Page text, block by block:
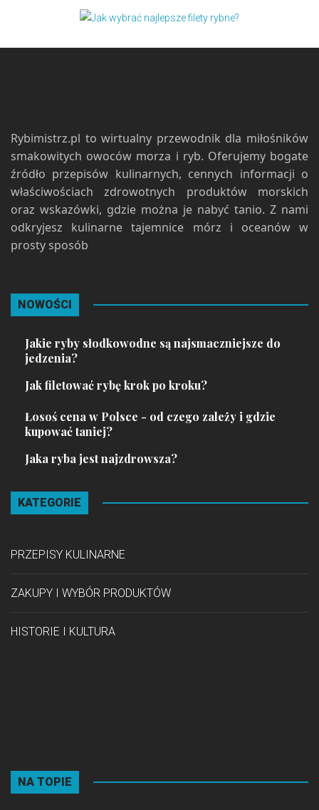
Rybimistrz.pl to wirtualny przewodnik dla miłośników
smakowitych owoców morza i ryb. Oferujemy bogate
źródło przepisów kulinarnych, cennych informacji o
właściwościach zdrowotnych produktów morskich
oraz wskazówki, gdzie można je nabyć tanio. Z nami
odkryjesz kulinarne tajemnice mórz i oceanów w
prosty sposób
NOWOŚCI
Jakie ryby słodkowodne są najsmaczniejsze do
jedzenia?
Jak filetować rybę krok po kroku?
Łosoś cena w Polsce - od czego zależy i gdzie
kupować taniej?
Jaka ryba jest najzdrowsza?
KATEGORIE
PRZEPISY KULINARNE
ZAKUPY I WYBÓR PRODUKTÓW
HISTORIE I KULTURA
NA TOPIE